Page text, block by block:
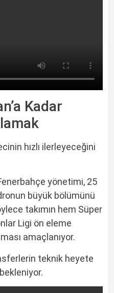
Kadar
hızlı ilerleyeceğini
yönetimi, 25
büyük bölümünü
takımın hem Süper
Ligi ön eleme
amaçlanıyor.
teknik heyete